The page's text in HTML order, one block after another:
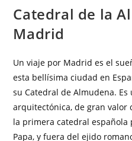
Catedral de la
Madrid
Un viaje por Madrid es el
esta bellísima ciudad en
su Catedral de Almudena.
arquitectónica, de gran valor
la primera catedral española
Papa, y fuera del ejido